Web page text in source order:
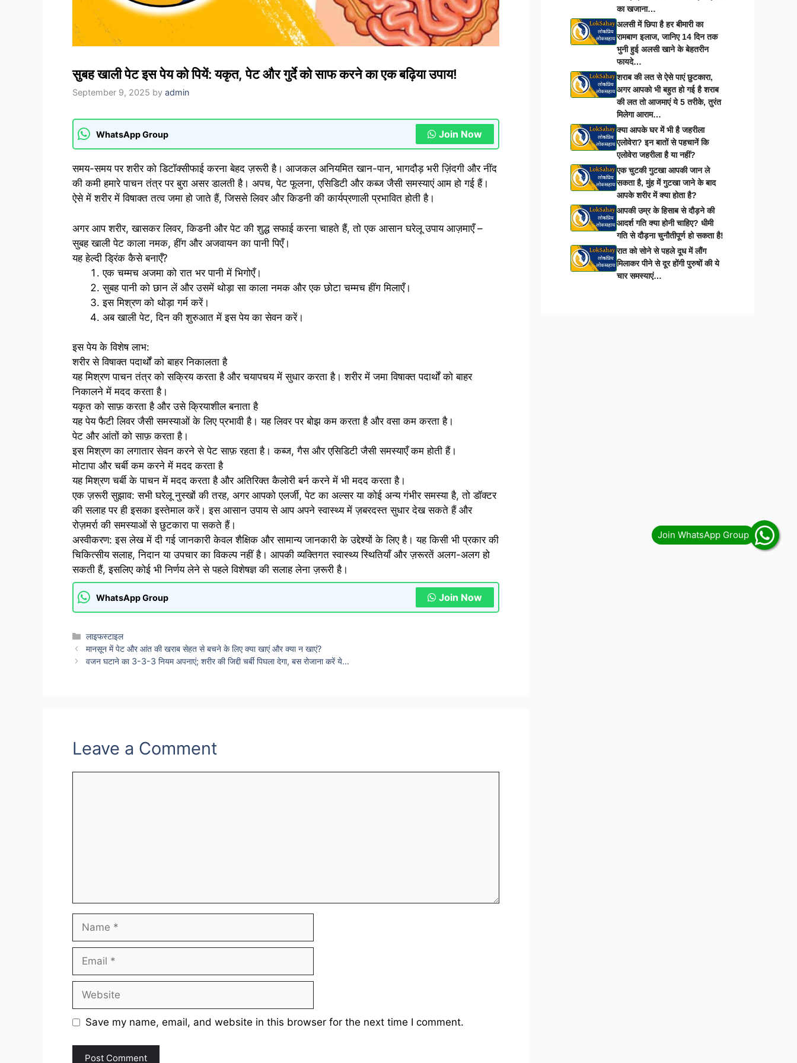
सुबह खाली पेट इस पेय को पियें: यकृत, पेट और गुर्दे को साफ करने का एक बढ़िया उपाय!
September 9, 2025 by admin
WhatsApp Group Join Now
समय-समय पर शरीर को डिटॉक्सीफाई करना बेहद ज़रूरी है। आजकल अनियमित खान-पान, भागदौड़ भरी ज़िंदगी और नींद
की कमी हमारे पाचन तंत्र पर बुरा असर डालती है। अपच, पेट फूलना, एसिडिटी और कब्ज जैसी समस्याएं आम हो गई हैं।
ऐसे में शरीर में विषाक्त तत्व जमा हो जाते हैं, जिससे लिवर और किडनी की कार्यप्रणाली प्रभावित होती है।
अगर आप शरीर, खासकर लिवर, किडनी और पेट की शुद्ध सफाई करना चाहते हैं, तो एक आसान घरेलू उपाय आज़माएँ –
सुबह खाली पेट काला नमक, हींग और अजवायन का पानी पिएँ।
यह हेल्दी ड्रिंक कैसे बनाएँ?
एक चम्मच अजमा को रात भर पानी में भिगोएँ।
सुबह पानी को छान लें और उसमें थोड़ा सा काला नमक और एक छोटा चम्मच हींग मिलाएँ।
इस मिश्रण को थोड़ा गर्म करें।
अब खाली पेट, दिन की शुरुआत में इस पेय का सेवन करें।
इस पेय के विशेष लाभ:
शरीर से विषाक्त पदार्थों को बाहर निकालता है
यह मिश्रण पाचन तंत्र को सक्रिय करता है और चयापचय में सुधार करता है। शरीर में जमा विषाक्त पदार्थों को बाहर
निकालने में मदद करता है।
यकृत को साफ़ करता है और उसे क्रियाशील बनाता है
यह पेय फैटी लिवर जैसी समस्याओं के लिए प्रभावी है। यह लिवर पर बोझ कम करता है और वसा कम करता है।
पेट और आंतों को साफ़ करता है।
इस मिश्रण का लगातार सेवन करने से पेट साफ़ रहता है। कब्ज, गैस और एसिडिटी जैसी समस्याएँ कम होती हैं।
मोटापा और चर्बी कम करने में मदद करता है
यह मिश्रण चर्बी के पाचन में मदद करता है और अतिरिक्त कैलोरी बर्न करने में भी मदद करता है।
एक ज़रूरी सुझाव: सभी घरेलू नुस्खों की तरह, अगर आपको एलर्जी, पेट का अल्सर या कोई अन्य गंभीर समस्या है, तो डॉक्टर
की सलाह पर ही इसका इस्तेमाल करें। इस आसान उपाय से आप अपने स्वास्थ्य में ज़बरदस्त सुधार देख सकते हैं और
रोज़मर्रा की समस्याओं से छुटकारा पा सकते हैं।
अस्वीकरण: इस लेख में दी गई जानकारी केवल शैक्षिक और सामान्य जानकारी के उद्देश्यों के लिए है। यह किसी भी प्रकार की
चिकित्सीय सलाह, निदान या उपचार का विकल्प नहीं है। आपकी व्यक्तिगत स्वास्थ्य स्थितियाँ और ज़रूरतें अलग-अलग हो
सकती हैं, इसलिए कोई भी निर्णय लेने से पहले विशेषज्ञ की सलाह लेना ज़रूरी है।
WhatsApp Group Join Now
Categories
लाइफस्टाइल
मानसून में पेट और आंत की खराब सेहत से बचने के लिए क्या खाएं और क्या न खाएं?
वजन घटाने का 3-3-3 नियम अपनाएं; शरीर की जिद्दी चर्बी पिघला देगा, बस रोजाना करें ये…
Leave a Comment
Name
Email
Website
Save my name, email, and website in this browser for the next time I comment.
का खजाना…
अलसी में छिपा है हर बीमारी का
रामबाण इलाज, जानिए 14 दिन तक
भुनी हुई अलसी खाने के बेहतरीन
फायदे…
शराब की लत से ऐसे पाएं छुटकारा,
अगर आपको भी बहुत हो गई है शराब
की लत तो आजमाएं ये 5 तरीके, तुरंत
मिलेगा आराम…
क्या आपके घर में भी है जहरीला
एलोवेरा? इन बातों से पहचानें कि
एलोवेरा जहरीला है या नहीं?
एक चुटकी गुटखा आपकी जान ले
सकता है, मुंह में गुटखा जाने के बाद
आपके शरीर में क्या होता है?
आपकी उम्र के हिसाब से दौड़ने की
आदर्श गति क्या होनी चाहिए? धीमी
गति से दौड़ना चुनौतीपूर्ण हो सकता है!
रात को सोने से पहले दूध में लौंग
मिलाकर पीने से दूर होंगी पुरुषों की ये
चार समस्याएं…